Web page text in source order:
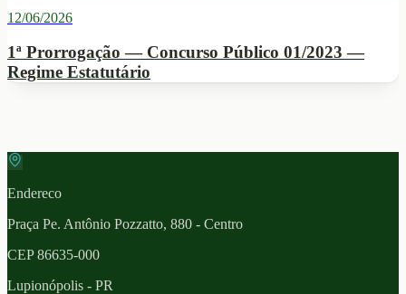
12/06/2026
1ª Prorrogação — Concurso Público 01/2023 —
Regime Estatutário
Endereco
Praça Pe. Antônio Pozzatto, 880 - Centro
CEP86635-000
Lupionópolis - PR